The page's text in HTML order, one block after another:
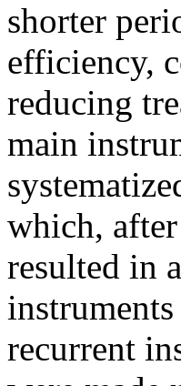
shorter
efficiency,
reducing
main
which,
resulted in
recurrent